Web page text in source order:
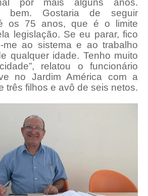
bem. Gostaria de seguir
os 75 anos, que é o limite
legislação. Se eu parar, fico
me ao sistema e ao trabalho
qualquer idade. Tenho muito
relatou o funcionário
no Jardim América com a
três filhos e avô de seis netos.